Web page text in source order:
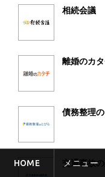
相続会議
離婚のカ
債務整理
交通事故
HOME メニュー